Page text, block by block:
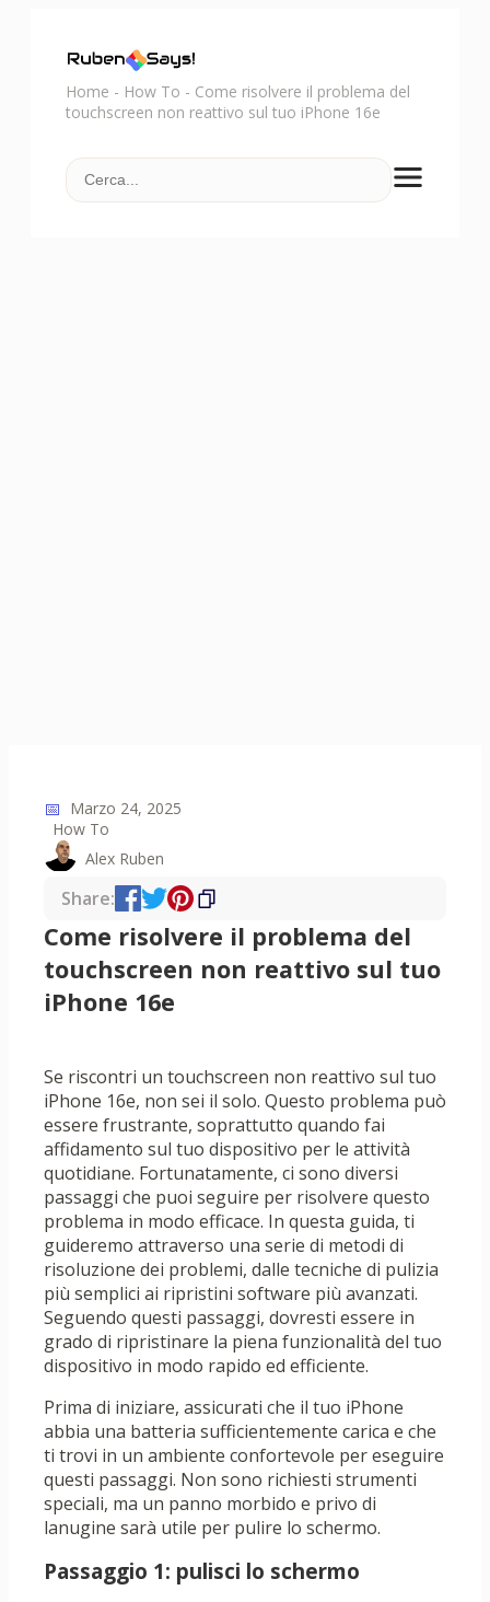
Home - How To - Come risolvere il problema del
touchscreen non reattivo sul tuo iPhone 16e
📅 Marzo 24, 2025
How To
Alex Ruben
Share:
Come risolvere il problema del
touchscreen non reattivo sul tuo
iPhone 16e
Se riscontri un touchscreen non reattivo sul tuo
iPhone 16e, non sei il solo. Questo problema può
essere frustrante, soprattutto quando fai
affidamento sul tuo dispositivo per le attività
quotidiane. Fortunatamente, ci sono diversi
passaggi che puoi seguire per risolvere questo
problema in modo efficace. In questa guida, ti
guideremo attraverso una serie di metodi di
risoluzione dei problemi, dalle tecniche di pulizia
più semplici ai ripristini software più avanzati.
Seguendo questi passaggi, dovresti essere in
grado di ripristinare la piena funzionalità del tuo
dispositivo in modo rapido ed efficiente.
Prima di iniziare, assicurati che il tuo iPhone
abbia una batteria sufficientemente carica e che
ti trovi in ​​un ambiente confortevole per eseguire
questi passaggi. Non sono richiesti strumenti
speciali, ma un panno morbido e privo di
lanugine sarà utile per pulire lo schermo.
Passaggio 1: pulisci lo schermo